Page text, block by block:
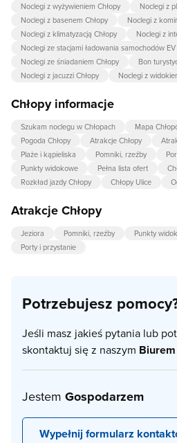
Noclegi z wyżywieniem Chłopy
Noclegi z
Noclegi z basenem Chłopy
Noclegi z
Noclegi z klimatyzacją Chłopy
Noclegi z
Noclegi ze stacjami ładowania samochodów EV
Noclegi ze śniadaniem Chłopy
Bon
Noclegi z jacuzzi Chłopy
Noclegi z
Chłopy informacje
Szukam noclegu w Chłopach Mapa
Pogoda Chłopy
Atrakcje Chłopy
Plaże i kąpieliska
Pomniki, rzeźby
Punkty widokowe
Pełna lista ofert
Rozkład jazdy Chłopy
Chłopy Ulice
Atrakcje Chłopy
Jeziora Pomniki, rzeźby Punkty
Porty i przystanie
Potrzebujesz
Jeśli masz jakieś pytania lub
skontaktuj się z naszym
Jestem Gospodarzem
Wypełnij formularz